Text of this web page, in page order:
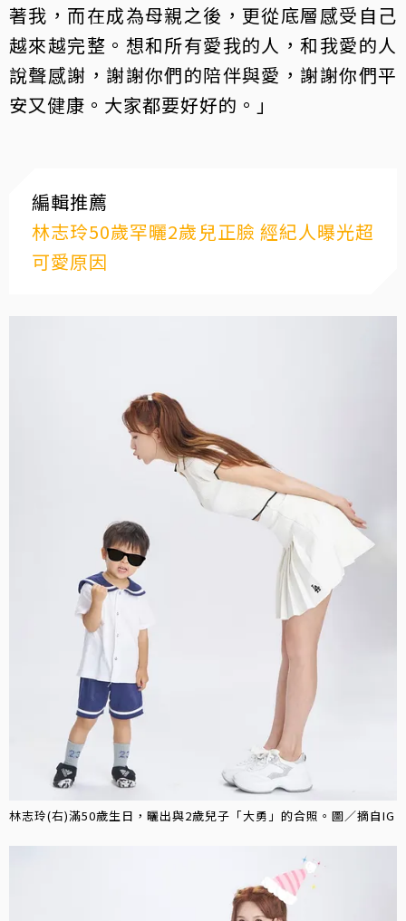
著我，而在成為母親之後，更從底層感受自己
越來越完整。想和所有愛我的人，和我愛的人
說聲感謝，謝謝你們的陪伴與愛，謝謝你們平
安又健康。大家都要好好的。」
編輯推薦
林志玲50歲罕曬2歲兒正臉 經紀人曝光超
可愛原因
林志玲(右)滿50歲生日，曬出與2歲兒子「大勇」的合照。圖／摘自IG